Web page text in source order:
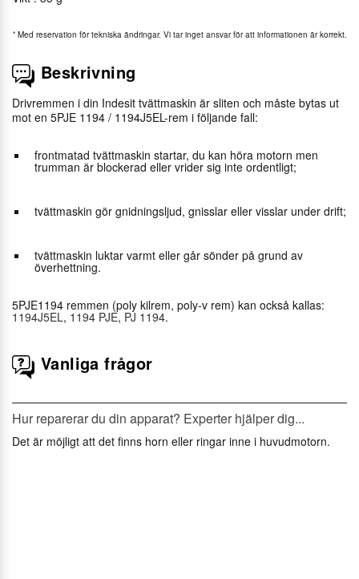
* Med reservation för tekniska ändringar. Vi tar inget ansvar för att informationen är korrekt.
Beskrivning
Drivremmen i din Indesit tvättmaskin är sliten och måste bytas ut
mot en 5PJE 1194 / 1194J5EL-rem i följande fall:
frontmatad tvättmaskin startar, du kan höra motorn men
trumman är blockerad eller vrider sig inte ordentligt;
tvättmaskin gör gnidningsljud, gnisslar eller visslar under drift;
tvättmaskin luktar varmt eller går sönder på grund av
överhettning.
5PJE1194 remmen (poly kilrem, poly-v rem) kan också kallas:
1194J5EL, 1194 PJE, PJ 1194.
Vanliga frågor
Hur reparerar du din apparat? Experter hjälper dig...
Det är möjligt att det finns horn eller ringar inne i huvudmotorn.